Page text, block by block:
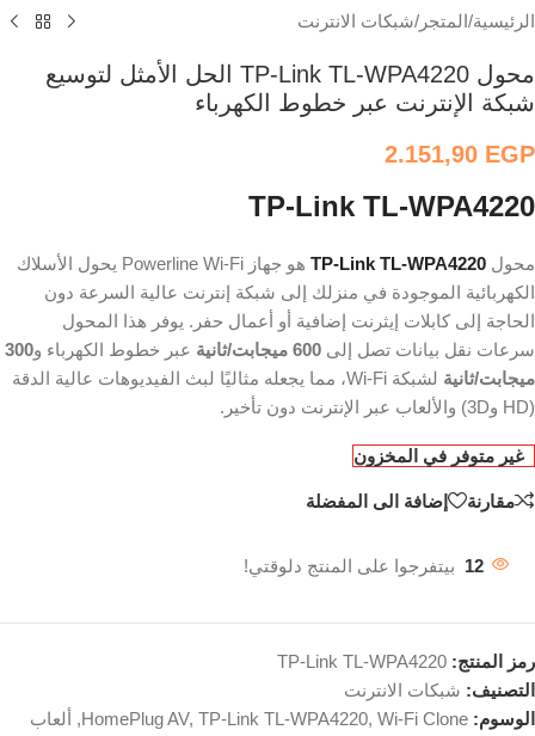
الرئيسية/المتجر /شبكات الانترنت
محول TP-Link TL-WPA4220 الحل الأمثل لتوسيع
شبكة الإنترنت عبر خطوط الكهرباء
2.151,90 EGP
TP-Link TL-WPA4220
محول TP-Link TL-WPA4220
هو جهاز Powerline Wi-Fi يحول الأسلاك
الكهربائية الموجودة في منزلك إلى شبكة إنترنت عالية السرعة دون
الحاجة إلى كابلات إيثرنت إضافية أو أعمال حفر. يوفر هذا المحول
سرعات نقل بيانات تصل إلى 600 ميجابت/ثانية عبر خطوط الكهرباء و300
ميجابت/ثانية
لشبكة Wi-Fi، مما يجعله مثاليًا لبث الفيديوهات عالية الدقة
(HD و3D) والألعاب عبر الإنترنت دون تأخير.
غير متوفر في المخزون
مقارنة إضافة الى المفضلة
12 بيتفرجوا على المنتج دلوقتي!
رمز المنتج: TP-Link TL-WPA4220
التصنيف: شبكات الانترنت
الوسوم:
HomePlug AV, TP-Link TL-WPA4220, Wi-Fi Clone
, ألعاب